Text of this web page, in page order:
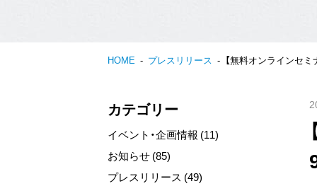
HOME プレスリリース 【無料オンラインセ
カテゴリー
イベント・企画情報 (11)
お知らせ (85)
プレスリリース (49)